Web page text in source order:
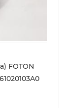
FOTON